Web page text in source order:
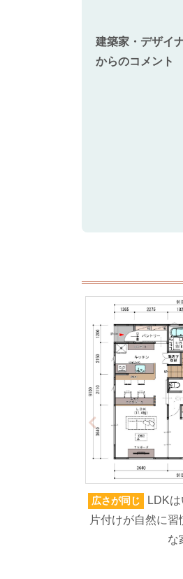
建築家・デザイ
からのコメント
広さが同じ
LDK
片付けが自然に
な